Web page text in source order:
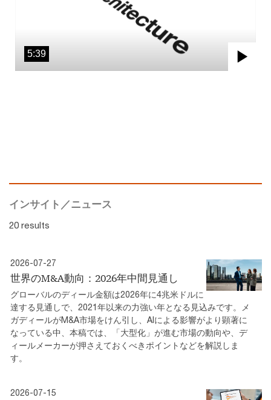
5:39
インサイト／ニュース
20 results
2026-07-27
世界のM&A動向：2026年中間見通し
グローバルのディール金額は2026年に4兆米ドルに
達する見通しで、2021年以来の力強い年となる見込みです。メ
ガディールがM&A市場をけん引し、AIによる影響がより顕著に
なっている中、本稿では、「大型化」が進む市場の動向や、デ
ィールメーカーが押さえておくべきポイントなどを解説しま
す。
2026-07-15